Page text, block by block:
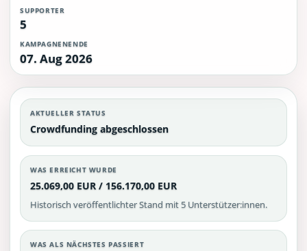
SUPPORTER
5
KAMPAGNENENDE
07. Aug 2026
AKTUELLER STATUS
Crowdfunding abgeschlossen
WAS ERREICHT WURDE
25.069,00 EUR / 156.170,00 EUR
Historisch veröffentlichter Stand mit 5 Unterstützer:innen.
WAS ALS NÄCHSTES PASSIERT